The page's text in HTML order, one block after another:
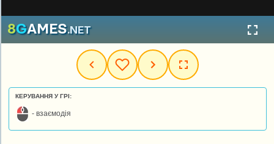
КЕРУВАННЯ У ГРІ:
- взаємодія